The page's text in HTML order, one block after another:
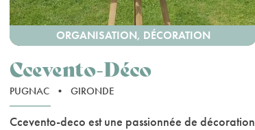
ORGANISATION, DÉCORATION
Ccevento-Déco
PUGNAC • GIRONDE
Ccevento-deco est une passionnée de décoration